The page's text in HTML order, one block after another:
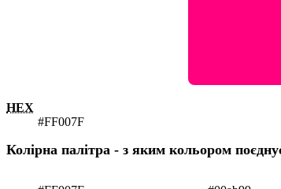
HEX
#FF007F
Колірна палітра - з яким кольором